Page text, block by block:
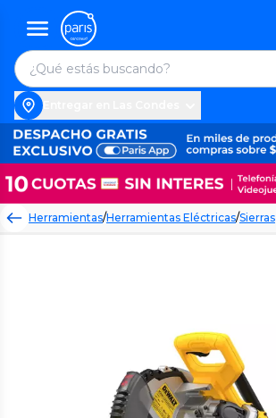
Herramientas/Herramientas Eléctricas/Sierras